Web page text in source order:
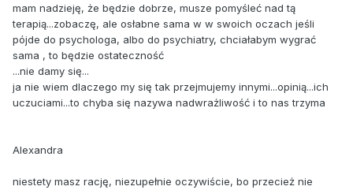
mam nadzieję, że będzie dobrze, musze pomyśleć nad tą
terapią...zobaczę, ale osłabne sama w w swoich oczach jeśli
pójde do psychologa, albo do psychiatry, chciałabym wygrać
sama , to będzie ostateczność
...nie damy się...
ja nie wiem dlaczego my się tak przejmujemy innymi...opinią...ich
uczuciami...to chyba się nazywa nadwrażliwość i to nas trzyma
Alexandra
niestety masz rację, niezupełnie oczywiście, bo przecież nie